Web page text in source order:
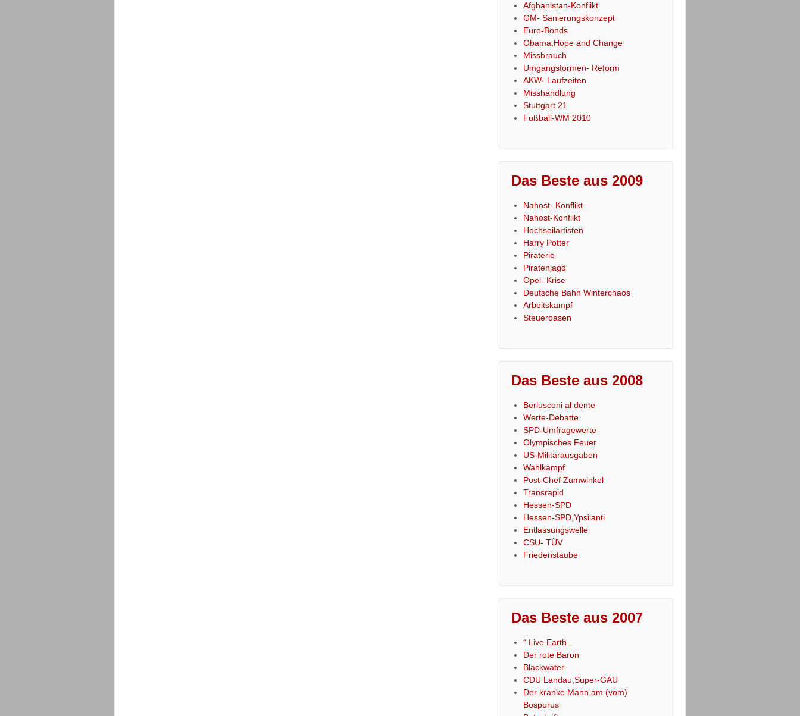
Afghanistan-Konflikt
GM- Sanierungskonzept
Euro-Bonds
Obama,Hope and Change
Missbrauch
Umgangsformen- Reform
AKW- Laufzeiten
Misshandlung
Stuttgart 21
Fußball-WM 2010
Das Beste aus 2009
Nahost- Konflikt
Nahost-Konflikt
Hochseilartisten
Harry Potter
Piraterie
Piratenjagd
Opel- Krise
Deutsche Bahn Winterchaos
Arbeitskampf
Steueroasen
Das Beste aus 2008
Berlusconi al dente
Werte-Debatte
SPD-Umfragewerte
Olympisches Feuer
US-Militärausgaben
Wahlkampf
Post-Chef Zumwinkel
Transrapid
Hessen-SPD
Hessen-SPD,Ypsilanti
Entlassungswelle
CSU- TÜV
Friedenstaube
Das Beste aus 2007
“ Live Earth „
Der rote Baron
Blackwater
CDU Landau,Super-GAU
Der kranke Mann am (vom)
Bosporus